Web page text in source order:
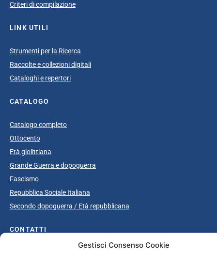
Gestisci Consenso Cookie
Criteri di compilazione
LINK UTILI
Strumenti per la Ricerca
Raccolte e collezioni digitali
Cataloghi e repertori
CATALOGO
Catalogo completo
Ottocento
Età giolittiana
Grande Guerra e dopoguerra
Fascismo
Repubblica Sociale Italiana
Secondo dopoguerra / Età repubblicana
CONTATTI
info@unsecolodicartavenezia.it